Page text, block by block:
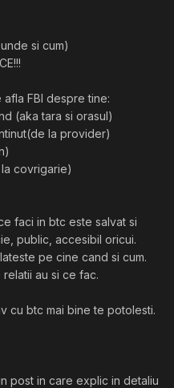
si cum)
FBI despre tine:
(aka tara si orasul)
la provider)
covrigarie)
faci in btc este salvat si
public, accesibil oricui.
pe cine cand si cum.
au si ce fac.
cu btc mai bine te potolesti.
post in care explic in detaliu